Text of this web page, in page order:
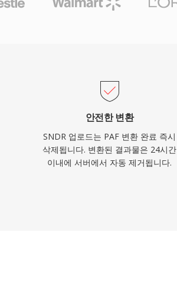
안전한 변환
SNDR 업로드는 PAF 변환 완료 즉시
삭제됩니다. 변환된 결과물은 24시간
이내에 서버에서 자동 제거됩니다.